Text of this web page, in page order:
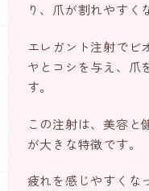
り、爪が割れやすく
エレガント注射でビ
ヤとコシを与え、爪
す。
この注射は、美容と
が大きな特徴です。
疲れを感じやすくな